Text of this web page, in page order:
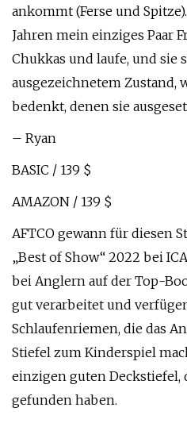
ankommt (Ferse und
Jahren mein einziges Paar
Chukkas und laufe, und sie
ausgezeichnetem Zustand,
bedenkt, denen sie
– Ryan
BASIC / 139 $
AMAZON / 139 $
AFTCO gewann für diesen
„Best of Show“ 2022 bei
bei Anglern auf der Top-
gut verarbeitet und
Schlaufenriemen, die das
Stiefel zum Kinderspiel
einzigen guten Deckstiefel,
gefunden haben.